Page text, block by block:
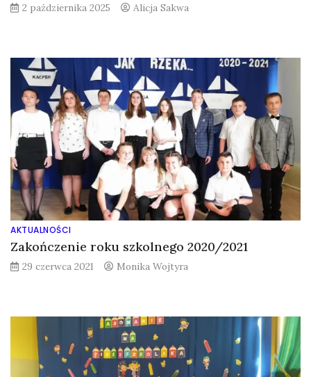
2 października 2025 Alicja Sakwa
AKTUALNOŚCI
Zakończenie roku szkolnego 2020/2021
29 czerwca 2021 Monika Wojtyra